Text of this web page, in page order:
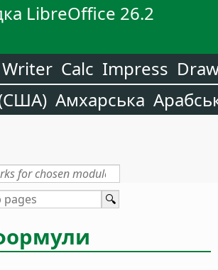
LibreOffice 26.2
Writer Calc Impress
(США) Амхарська